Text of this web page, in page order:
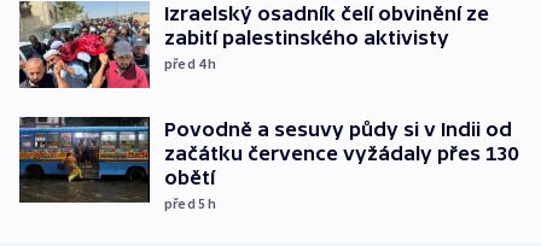
Izraelský osadník čelí obvinění ze
zabití palestinského aktivisty
před 4h
Povodně a sesuvy půdy si v Indii od
začátku července vyžádaly přes 130
obětí
před 5h